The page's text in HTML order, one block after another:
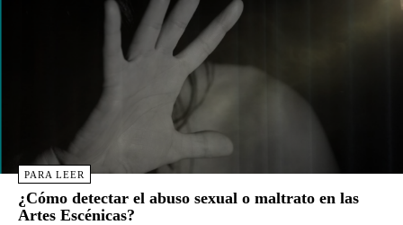
PARA LEER
¿Cómo detectar el abuso sexual o maltrato en las
Artes Escénicas?